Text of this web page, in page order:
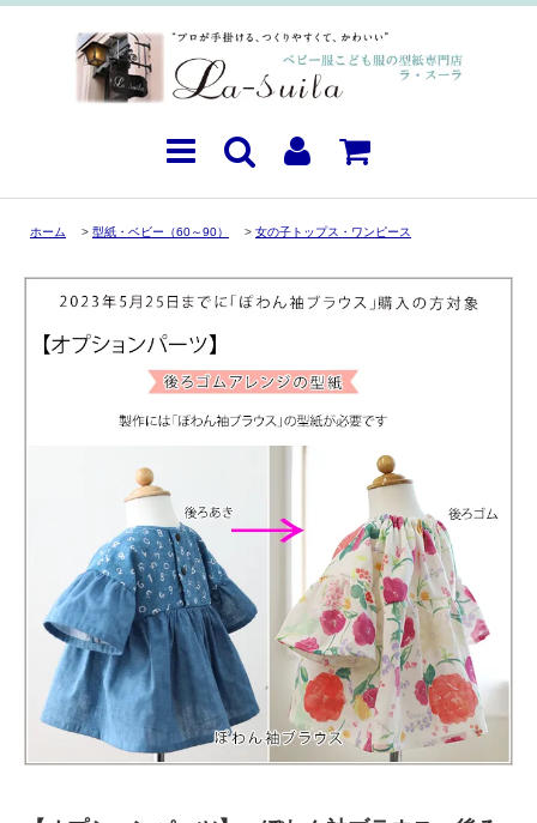
ホーム > 型紙・ベビー（60～90） > 女の子トップス・ワンピース